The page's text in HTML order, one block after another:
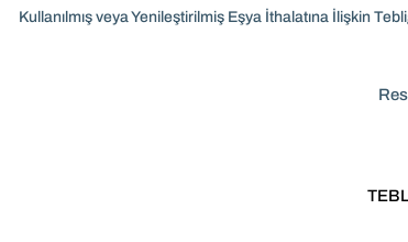
Kullanılmış veya Yenileştirilmiş Eşya İthalatına İlişkin